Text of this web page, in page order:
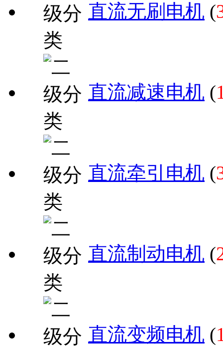
直流无刷电机 (
直流减速电机 (
直流牵引电机 (
直流制动电机 (
直流变频电机 (